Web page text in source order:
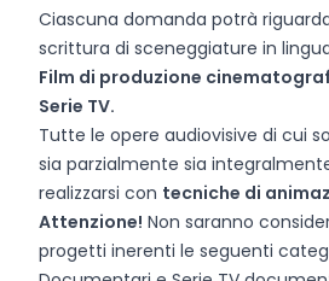
Ciascuna domanda potrà
scrittura di sceneggiature in
Film di produzione
Serie TV.
Tutte le opere audiovisive di cui
sia parzialmente sia
realizzarsi con tecniche di
Attenzione! Non saranno
progetti inerenti le seguenti